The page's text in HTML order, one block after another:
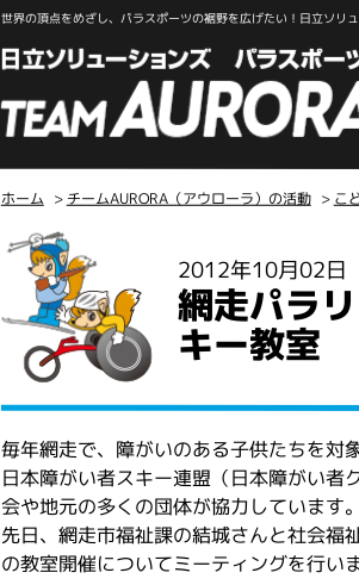
世界の頂点をめざし、パラスポーツの裾野を広げたい！日立ソリ
ホーム > チームAURORA（アウローラ）の活動 > こ
2012年10月02日
網走パラ
キー教室
毎年網走で、障がいのある子供たちを対
日本障がい者スキー連盟（日本障がい者
会や地元の多くの団体が協力しています
先日、網走市福祉課の結城さんと社会福
の教室開催についてミーティングを行い